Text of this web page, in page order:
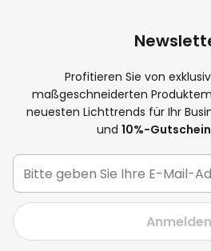
Profitieren Sie von
maßgeschneiderten
neuesten Lichttrends für Ihr
und 10%-Gutschein
Anmelden